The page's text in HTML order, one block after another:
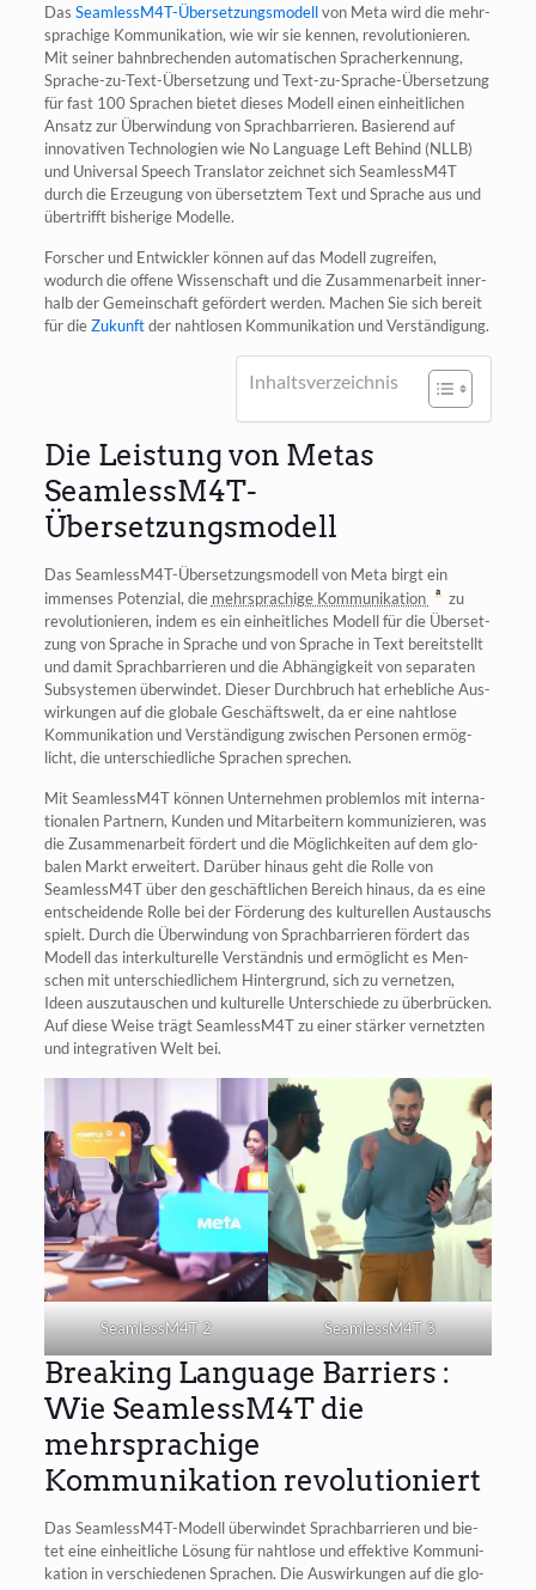
Das Seam­less­M4T-Über­set­zungs­mo­dellvon Meta wird die mehr­
spra­chi­ge Kom­mu­ni­ka­ti­on, wie wir sie ken­nen, revo­lu­tio­nie­ren.
Mit sei­ner bahn­bre­chen­den auto­ma­ti­schen Sprach­er­ken­nung,
Spra­che-zu-Text-Über­set­zung und Text-zu-Spra­che-Über­set­zung
für fast 100 Spra­chen bie­tet die­ses Modell einen ein­heit­li­chen
Ansatz zur Über­win­dung von Sprach­bar­rie­ren. Basie­rend auf
inno­va­ti­ven Tech­no­lo­gien wie No Lan­guage Left Behind (NLLB)
und Uni­ver­sal Speech Trans­la­tor zeich­net sich SeamlessM4T
durch die Erzeu­gung von über­setz­tem Text und Spra­che aus und
über­trifft bis­he­ri­ge Modelle.
For­scher und Ent­wick­ler kön­nen auf das Modell zugrei­fen,
wodurch die offe­ne Wis­sen­schaft und die Zusam­men­ar­beit inner­
halb der Gemein­schaft geför­dert wer­den. Machen Sie sich bereit
für dieZukunftder naht­lo­sen Kom­mu­ni­ka­ti­on und Verständigung.
Inhalts­ver­zeich­nis
Die Leistung von Metas
SeamlessM4T-
Übersetzungsmodell
Das Seam­less­M4T-Über­set­zungs­mo­dell von Meta birgt ein
immenses Poten­zi­al, die mehr­spra­chi­ge Kom­mu­ni­ka­ti­on
zu
revo­lu­tio­nie­ren, indem es ein ein­heit­li­ches Modell für die Über­set­
zung von Spra­che in Spra­che und von Spra­che in Text bereit­stellt
und damit Sprach­bar­rie­ren und die Abhän­gig­keit von sepa­ra­ten
Sub­sys­te­men über­win­det. Die­ser Durch­bruch hat erheb­li­che Aus­
wir­kun­gen auf die glo­ba­le Geschäfts­welt, da er eine naht­lo­se
Kom­mu­ni­ka­ti­on und Ver­stän­di­gung zwi­schen Per­so­nen ermög­
licht, die unter­schied­li­che Spra­chen sprechen.
Mit SeamlessM4T kön­nen Unter­neh­men pro­blem­los mit inter­na­
tio­na­len Part­nern, Kun­den und Mit­ar­bei­tern kom­mu­ni­zie­ren, was
die Zusam­men­ar­beit för­dert und die Mög­lich­kei­ten auf dem glo­
ba­len Markt erwei­tert. Dar­über hin­aus geht die Rol­le von
SeamlessM4T über den geschäft­li­chen Bereich hin­aus, da es eine
ent­schei­den­de Rol­le bei der För­de­rung des kul­tu­rel­len Aus­tauschs
spielt. Durch die Über­win­dung von Sprach­bar­rie­ren för­dert das
Modell das inter­kul­tu­rel­le Ver­ständ­nis und ermög­licht es Men­
schen mit unter­schied­li­chem Hin­ter­grund, sich zu ver­net­zen,
Ideen aus­zu­tau­schen und kul­tu­rel­le Unter­schie­de zu über­brü­cken.
Auf die­se Wei­se trägt SeamlessM4T zu einer stär­ker ver­netz­ten
und inte­gra­ti­ven Welt bei.
SeamlessM4T 2 SeamlessM4T 3
Breaking Language Barriers :
Wie SeamlessM4T die
mehrsprachige
Kommunikation revolutioniert
Das Seam­less­M4T-Modell über­win­det Sprach­bar­rie­ren und bie­
tet eine ein­heit­li­che Lösung für naht­lo­se und effek­ti­ve Kom­mu­ni­
ka­ti­on in ver­schie­de­nen Spra­chen. Die Aus­wir­kun­gen auf die glo­